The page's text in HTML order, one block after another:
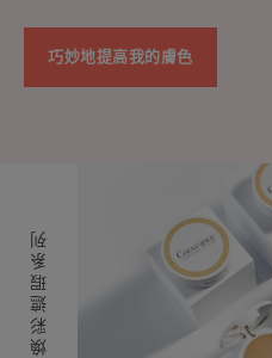
巧妙地提高我的膚色
煥彩遮瑕系列